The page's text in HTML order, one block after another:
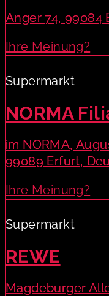
Anger 74, 99084
Ihre Meinung?
Supermarkt
NORMA
im NORMA,
99089 Erfurt,
Ihre Meinung?
Supermarkt
REWE
Magdeburger